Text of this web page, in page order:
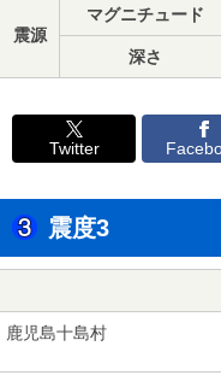
震源
マグニチュード
深さ
Twitter
震度3
鹿児島十島村